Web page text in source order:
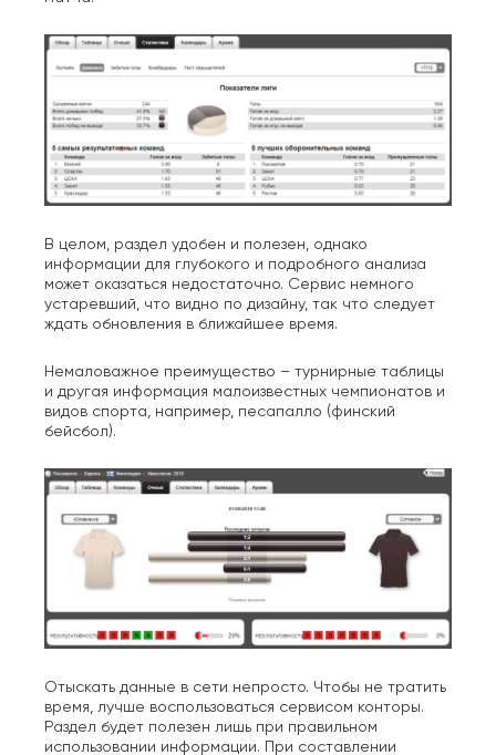
В целом, раздел удобен и полезен, однако
информации для глубокого и подробного анализа
может оказаться недостаточно. Сервис немного
устаревший, что видно по дизайну, так что следует
ждать обновления в ближайшее время.
Немаловажное преимущество – турнирные таблицы
и другая информация малоизвестных чемпионатов и
видов спорта, например, песапалло (финский
бейсбол).
Отыскать данные в сети непросто. Чтобы не тратить
время, лучше воспользоваться сервисом конторы.
Раздел будет полезен лишь при правильном
использовании информации. При составлении